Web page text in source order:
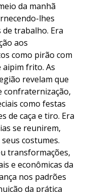
da manhã
lhes
trabalho. Era
aos
como pirão com
aipim frito. As
revelam que
confraternização,
como festas
de caça e tiro. Era
se reunirem,
costumes.
transformações,
e econômicas da
nos padrões
da prática